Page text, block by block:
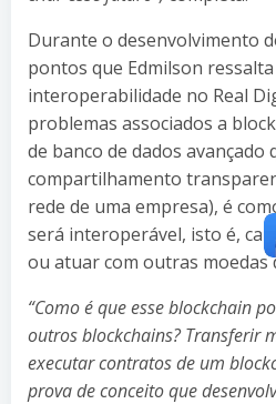
Durante o desenvolvimento
pontos que Edmilson
interoperabilidade no Real
problemas associados a
de banco de dados avançado
compartilhamento
rede de uma empresa), é
será interoperável, isto é,
ou atuar com outras
“Como é que esse blockchain
outros blockchains? Transferir
executar contratos de um
prova de conceito que